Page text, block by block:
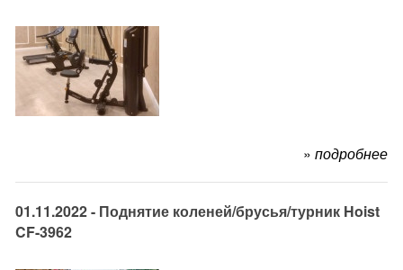
» подробнее
01.11.2022 - Поднятие коленей/брусья/турник Hoist
CF-3962